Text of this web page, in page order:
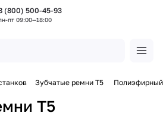
(800) 500-45-93
пт 09:00—18:00
Зубчатые ремни T5 Полиэфирный
T5